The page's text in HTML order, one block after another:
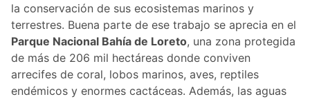
la conservación de sus ecosistemas marinos y
terrestres. Buena parte de ese trabajo se aprecia en el
Parque Nacional Bahía de Loreto, una zona protegida
de más de 206 mil hectáreas donde conviven
arrecifes de coral, lobos marinos, aves, reptiles
endémicos y enormes cactáceas. Además, las aguas